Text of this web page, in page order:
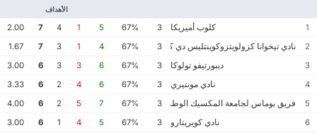
الأهداف
1 كلوب أميريكا 3
67%
5
1
4
7
2.00
2
نادي تيخوانا كزولويتزوكوينتليس دي كاليينتي
3
67%
4
1
3
7
1.67
3
ديبورتيفو تولوكا 3
67%
6
3
3
6
3.00
4
نادي مونتيري 3
67%
6
4
2
6
3.33
5
فريق بوماس لجامعة المكسيك الوطنية المستقلة
3
67%
7
5
2
6
4.00
6
نادي كويريتارو 3
67%
5
4
1
6
3.00